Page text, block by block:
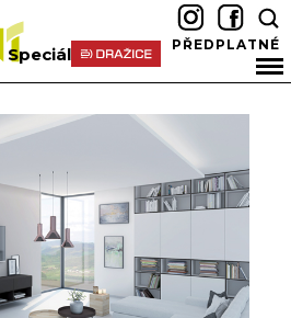
Speciál PŘEDPLATNÉ